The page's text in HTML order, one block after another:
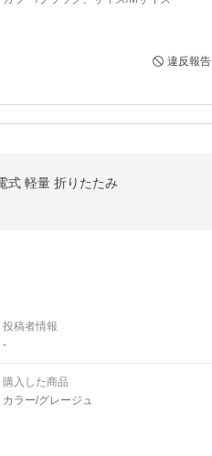
違反報告
式 軽量 折りたたみ
投稿者情報
-
購入した商品
カラー/グレージュ